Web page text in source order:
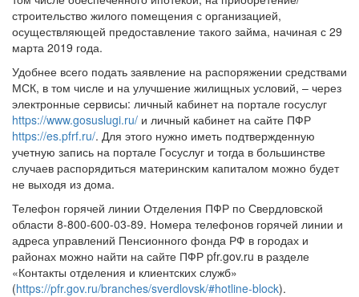
строительство жилого помещения с организацией,
осуществляющей предоставление такого займа, начиная с 29
марта 2019 года.
Удобнее всего подать заявление на распоряжении средствами
МСК, в том числе и на улучшение жилищных условий, – через
электронные сервисы: личный кабинет на портале госуслуг
https://www.gosuslugi.ru/ и личный кабинет на сайте ПФР
https://es.pfrf.ru/. Для этого нужно иметь подтвержденную
учетную запись на портале Госуслуг и тогда в большинстве
случаев распорядиться материнским капиталом можно будет
не выходя из дома.
Телефон горячей линии Отделения ПФР по Свердловской
области 8-800-600-03-89. Номера телефонов горячей линии и
адреса управлений Пенсионного фонда РФ в городах и
районах можно найти на сайте ПФР pfr.gov.ru в разделе
«Контакты отделения и клиентских служб»
(https://pfr.gov.ru/branches/sverdlovsk/#hotline-block).